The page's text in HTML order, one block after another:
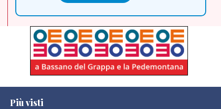
Più visti